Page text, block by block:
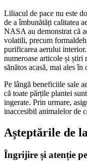
Liliacul de pace nu este
de a îmbunătăți calitatea
NASA au demonstrat că
volatili, precum
purificarea aerului
numeroase articole și știri
sănătos acasă, mai ales în
Pe lângă beneficiile sale
că toate părțile plantei
ingerate. Prin urmare,
inaccesibil animalelor de
Așteptările de
Îngrijire și atenție